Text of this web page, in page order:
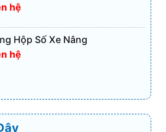
hệ
Hộp Số Xe Nâng
hệ